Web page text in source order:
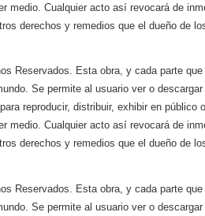
medio. Cualquier acto así revocará de
derechos y remedios que el dueño de
Reservados. Esta obra, y cada parte
Se permite al usuario ver o
reproducir, distribuir, exhibir en
medio. Cualquier acto así revocará de
derechos y remedios que el dueño de
Reservados. Esta obra, y cada parte
Se permite al usuario ver o